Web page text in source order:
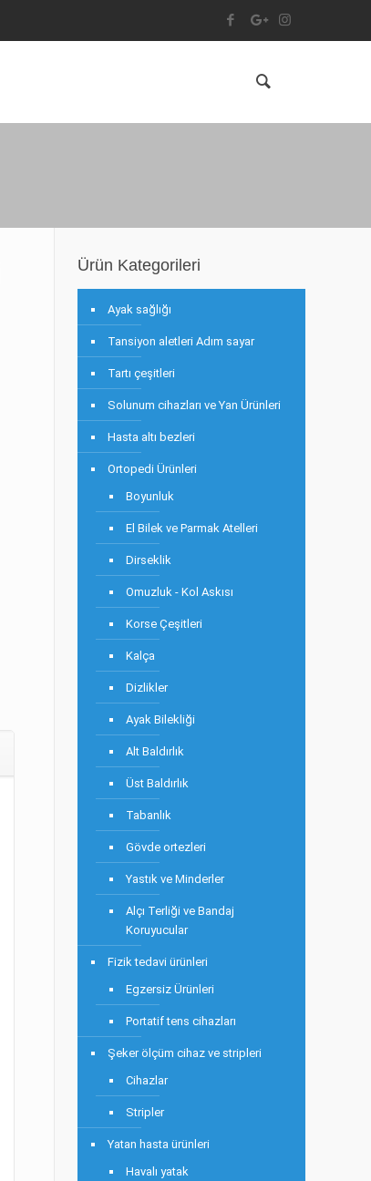
Ürün Kategorileri
Ayak sağlığı
Tansiyon aletleri Adım sayar
Tartı çeşitleri
Solunum cihazları ve Yan Ürünleri
Hasta altı bezleri
Ortopedi Ürünleri
Boyunluk
El Bilek ve Parmak Atelleri
Dirseklik
Omuzluk - Kol Askısı
Korse Çeşitleri
Kalça
Dizlikler
Ayak Bilekliği
Alt Baldırlık
Üst Baldırlık
Tabanlık
Gövde ortezleri
Yastık ve Minderler
Alçı Terliği ve Bandaj
Koruyucular
Fizik tedavi ürünleri
Egzersiz Ürünleri
Portatif tens cihazları
Şeker ölçüm cihaz ve stripleri
Cihazlar
Stripler
Yatan hasta ürünleri
Havalı yatak